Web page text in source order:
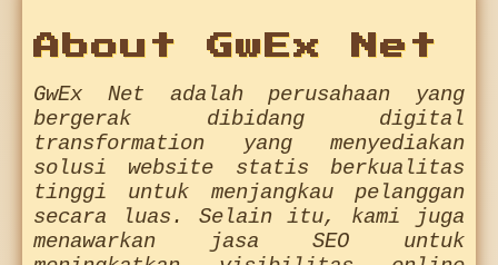
About GwEx Net
GwEx Net adalah perusahaan yang
bergerak dibidang digital
transformation yang menyediakan
solusi website statis berkualitas
tinggi untuk menjangkau pelanggan
secara luas. Selain itu, kami juga
menawarkan jasa SEO untuk